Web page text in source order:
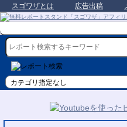
スゴワザとは 広告出稿